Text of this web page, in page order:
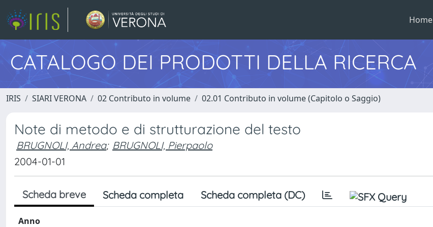
Home
CATALOGO DEI PRODOTTI DELLA RICERCA
IRIS SIARI VERONA 02 Contributo in volume 02.01 Contributo in volume (Capitolo o Saggio)
Note di metodo e di strutturazione del testo
BRUGNOLI, Andrea; BRUGNOLI, Pierpaolo
2004-01-01
Scheda breve Scheda completa Scheda completa (DC)
Anno